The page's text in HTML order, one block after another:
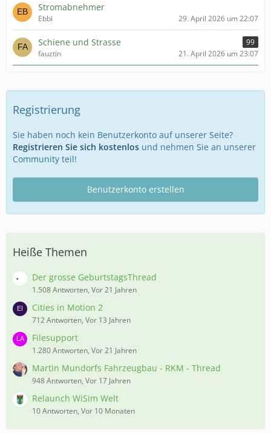
Stromabnehmer
Ebbi 29. April 2026 um 22:07
Schiene und Strasse
99
fauztin
21. April 2026 um 23:07
Registrierung
Sie haben noch kein Benutzerkonto auf unserer Seite?
Registrieren Sie sich kostenlos und nehmen Sie an unserer
Community teil!
Benutzerkonto erstellen
Heiße Themen
Der grosse GeburtstagsThread
1.508 Antworten, Vor 21 Jahren
Cities in Motion 2
712 Antworten, Vor 13 Jahren
Filesupport
1.280 Antworten, Vor 21 Jahren
Martin Mundorfs Fahrzeugbau - RKM - Thread
948 Antworten, Vor 17 Jahren
Relaunch WiSim Welt
10 Antworten, Vor 10 Monaten